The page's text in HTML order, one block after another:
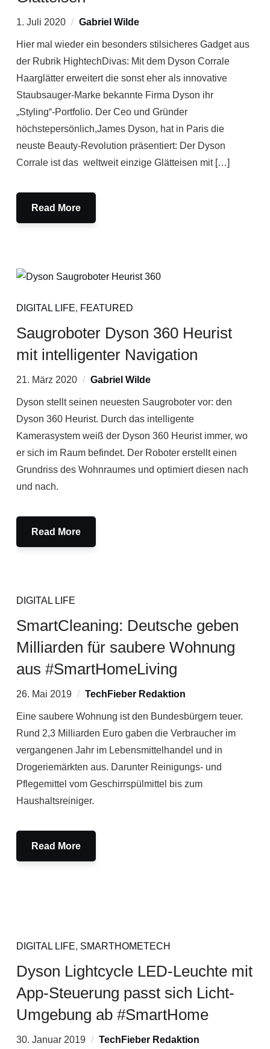
1. Juli 2020 Gabriel Wilde
Hier mal wieder ein besonders stilsicheres Gadget aus
der Rubrik HightechDivas: Mit dem Dyson Corrale
Haarglätter erweitert die sonst eher als innovative
Staubsauger-Marke bekannte Firma Dyson ihr
„Styling“-Portfolio. Der Ceo und Gründer
höchstepersönlich,James Dyson, hat in Paris die
neuste Beauty-Revolution präsentiert: Der Dyson
Corrale ist das weltweit einzige Glätteisen mit […]
Read More
DIGITAL LIFE, FEATURED
Saugroboter Dyson 360 Heurist
mit intelligenter Navigation
21. März 2020 Gabriel Wilde
Dyson stellt seinen neuesten Saugroboter vor: den
Dyson 360 Heurist. Durch das intelligente
Kamerasystem weiß der Dyson 360 Heurist immer, wo
er sich im Raum befindet. Der Roboter erstellt einen
Grundriss des Wohnraumes und optimiert diesen nach
und nach.
Read More
DIGITAL LIFE
SmartCleaning: Deutsche geben
Milliarden für saubere Wohnung
aus #SmartHomeLiving
26. Mai 2019 TechFieber Redaktion
Eine saubere Wohnung ist den Bundesbürgern teuer.
Rund 2,3 Milliarden Euro gaben die Verbraucher im
vergangenen Jahr im Lebensmittelhandel und in
Drogeriemärkten aus. Darunter Reinigungs- und
Pflegemittel vom Geschirrspülmittel bis zum
Haushaltsreiniger.
Read More
DIGITAL LIFE, SMARTHOMETECH
Dyson Lightcycle LED-Leuchte mit
App-Steuerung passt sich Licht-
Umgebung ab #SmartHome
30. Januar 2019 TechFieber Redaktion